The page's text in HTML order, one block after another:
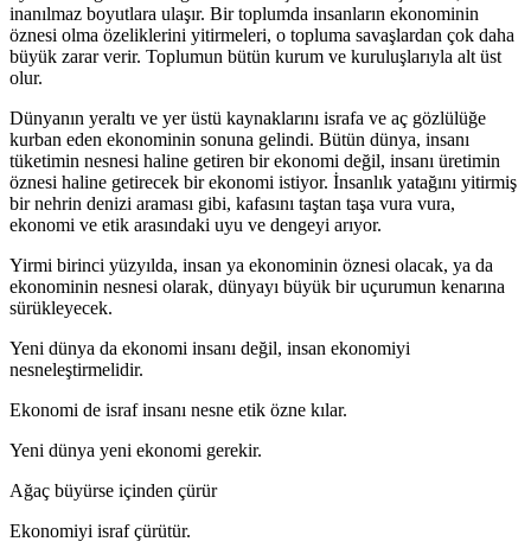
inanılmaz boyutlara ulaşır. Bir toplumda insanların ekonominin
öznesi olma özeliklerini yitirmeleri, o topluma savaşlardan çok daha
büyük zarar verir. Toplumun bütün kurum ve kuruluşlarıyla alt üst
olur.
Dünyanın yeraltı ve yer üstü kaynaklarını israfa ve aç gözlülüğe
kurban eden ekonominin sonuna gelindi. Bütün dünya, insanı
tüketimin nesnesi haline getiren bir ekonomi değil, insanı üretimin
öznesi haline getirecek bir ekonomi istiyor. İnsanlık yatağını yitirmiş
bir nehrin denizi araması gibi, kafasını taştan taşa vura vura,
ekonomi ve etik arasındaki uyu ve dengeyi arıyor.
Yirmi birinci yüzyılda, insan ya ekonominin öznesi olacak, ya da
ekonominin nesnesi olarak, dünyayı büyük bir uçurumun kenarına
sürükleyecek.
Yeni dünya da ekonomi insanı değil, insan ekonomiyi
nesneleştirmelidir.
Ekonomi de israf insanı nesne etik özne kılar.
Yeni dünya yeni ekonomi gerekir.
Ağaç büyürse içinden çürür
Ekonomiyi israf çürütür.